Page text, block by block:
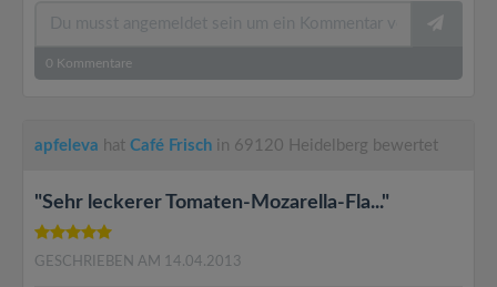
0 Kommentare
apfeleva hat Café Frisch in 69120 Heidelberg bewertet
"Sehr leckerer Tomaten-Mozarella-Fla..."
GESCHRIEBEN AM 14.04.2013